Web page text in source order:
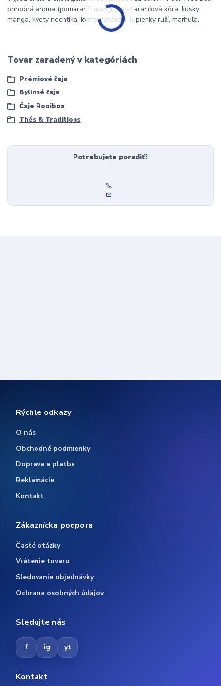
prírodná aróma (pomaranč, mango), pomarančová kôra, kúsky
manga, kvety nechtíka, kvety nevädze, lupienky ruží, marhuľa.
Tovar zaradený v kategóriách
Prémiové čaje
Bylinné čaje
Čaje Rooibos
Thés & Traditions
Potrebujete poradiť?
Rýchle odkazy
O nás
Obchodné podmienky
Doprava a platba
Reklamácie
Kontakt
Zákaznícka podpora
Časté otázky
Vrátenie tovaru
Sledovanie objednávky
Ochrana osobných údajov
Sledujte nás
f ig yt
Kontakt